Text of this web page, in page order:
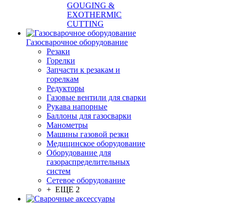
GOUGING &
EXOTHERMIC
CUTTING
Газосварочное оборудование
Резаки
Горелки
Запчасти к резакам и
горелкам
Редукторы
Газовые вентили для сварки
Рукава напорные
Баллоны для газосварки
Манометры
Машины газовой резки
Медицинское оборудование
Оборудование для
газораспределительных
систем
Сетевое оборудование
+ ЕЩЕ 2